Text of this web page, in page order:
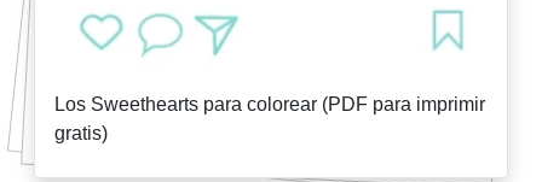
Los Sweethearts para colorear (PDF para imprimir
gratis)